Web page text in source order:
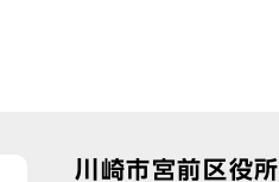
川崎市宮前区役所